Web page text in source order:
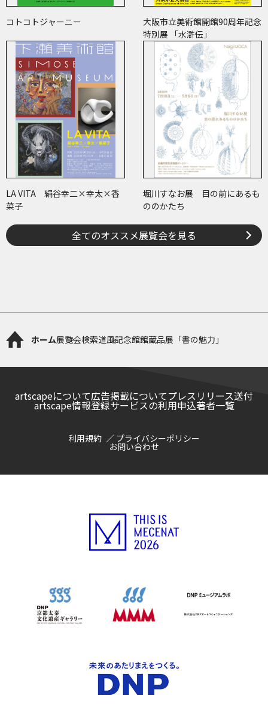
コトコトジャーニー
大阪市立美術館開館90周年記念
特別展 「水滸伝」
LA VITA 絹谷幸二×幸太×香
菜子
堀川すなお展 目の前にあるも
ののかたち
全てのオススメ展覧会を見る
ホーム展覧会検索道風記念館館蔵品展「書の魅力」
artscapeについて広告掲載についてプレスリリース送付
artscape情報登録サービスの利用申込著者一覧
利用規約 プライバシーポリシー
お問い合わせ